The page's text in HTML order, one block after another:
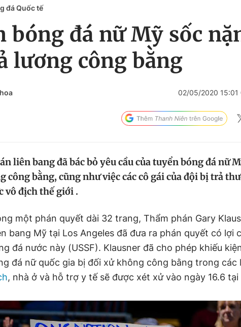
đá Quốc tế
bóng đá nữ Mỹ sốc
lương công bằng
02/05/2020 15:01
liên bang đã bác bỏ yêu cầu của tuyển bóng đá nữ
công bằng, cũng như việc các cô gái của đội bị trả
vô địch thế giới .
một phán quyết dài 32 trang, Thẩm phán Gary
bang Mỹ tại Los Angeles đã đưa ra phán quyết có lợi
đá nước này (USSF). Klausner đã cho phép khiếu
đá nữ quốc gia bị đối xử không công bằng trong các
, nhà ở và hỗ trợ y tế sẽ được xét xử vào ngày 16.6 tại